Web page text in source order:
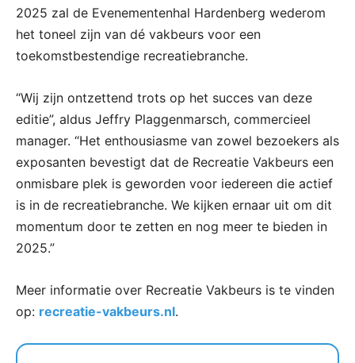
2025 zal de Evenementenhal Hardenberg wederom
het toneel zijn van dé vakbeurs voor een
toekomstbestendige recreatiebranche.
“Wij zijn ontzettend trots op het succes van deze
editie”, aldus Jeffry Plaggenmarsch, commercieel
manager. “Het enthousiasme van zowel bezoekers als
exposanten bevestigt dat de Recreatie Vakbeurs een
onmisbare plek is geworden voor iedereen die actief
is in de recreatiebranche. We kijken ernaar uit om dit
momentum door te zetten en nog meer te bieden in
2025.”
Meer informatie over Recreatie Vakbeurs is te vinden
op: recreatie-vakbeurs.nl.